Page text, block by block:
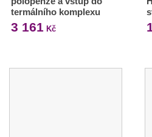
termálního komplexu
3 161 Kč